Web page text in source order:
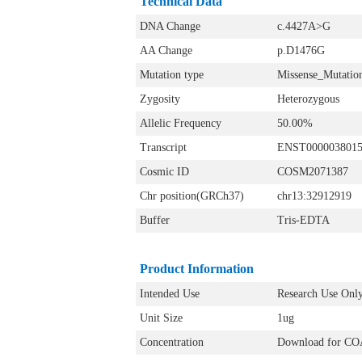
DNA Change
c.4427A>G
AA Change
p.D1476G
Mutation type
Zygosity
Heterozygous
Allelic Frequency
50.00%
Transcript
Cosmic ID
COSM2071387
Chr position(GRCh37)
chr13:32912919
Buffer
Tris-EDTA
Product Information
Intended Use
Research Use
Unit Size
1ug
Concentration
Download for